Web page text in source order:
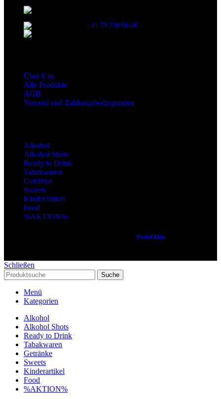
+41 78 230 66 66
Über Uns
Alle Produkte
AGB
Versand und Zahlungsbedingungen
Alkohol
Alkohol Shots
Ready to Drink
Tabakwaren
Getränke
Sweets
Kinderartikel
Food
%AKTION%
Pozitif Ekip
Schließen
Suche
Menü
Kategorien
Alkohol
Alkohol Shots
Ready to Drink
Tabakwaren
Getränke
Sweets
Kinderartikel
Food
%AKTION%